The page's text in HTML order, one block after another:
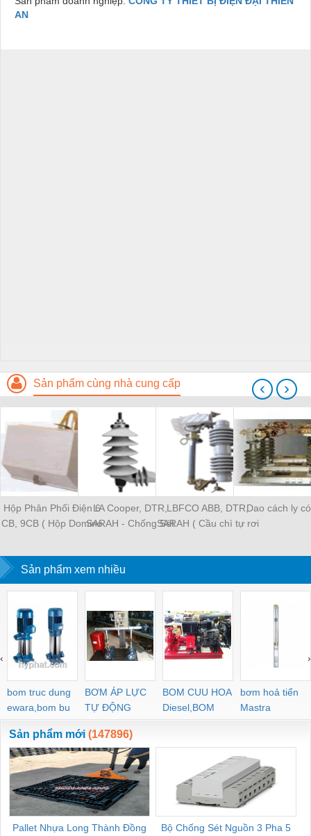
AN
Sản phẩm cùng nhà cung cấp
Hộp Phân Phối Điện 6
CB, 9CB ( Hộp Domino
LA Cooper, DTR,
SARAH - Chống Sét
LBFCO ABB, DTR,
SARAH ( Cầu chì tự rơi
Dao cách ly
‹ ›
Sản phẩm xem nhiều
bom truc dung
ewara,bom bu
ewara
BƠM ÁP LỰC
TỰ ĐỘNG
BOM CUU HOA
Diesel,BOM
CHUA CHAY
bơm hoả tiển
Mastra
‹ ›
Sản phẩm mới (147896)
Pallet Nhựa Long Thành Đồng
Bộ Chống Sét Nguồn 3 Pha 5